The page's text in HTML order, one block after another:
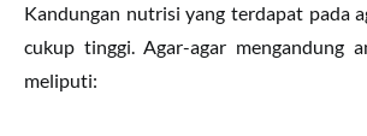
Kandungan nutrisi yang terdapat pada
cukup tinggi. Agar-agar mengandung
meliputi: